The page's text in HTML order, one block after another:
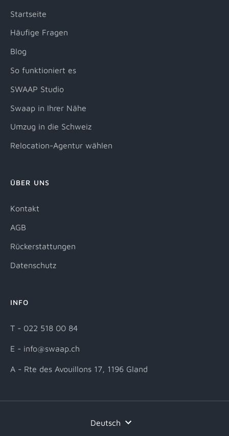
Startseite
Häufige Fragen
Blog
So funktioniert es
SWAAP Studio
Swaap in Ihrer Nähe
Umzug in die Schweiz
Relocation-Agentur wählen
ÜBER UNS
Kontakt
AGB
Rückerstattungen
Datenschutz
INFO
T - 022 518 00 84
E - info@swaap.ch
A - Rte des Avouillons 17, 1196 Gland
Deutsch